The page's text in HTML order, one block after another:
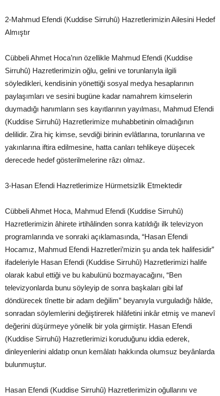
2-Mahmud Efendi (Kuddise Sirruhû) Hazretlerimizin Ailesini Hedef
Almıştır
Cübbeli Ahmet Hoca’nın özellikle Mahmud Efendi (Kuddise
Sirruhû) Hazretlerimizin oğlu, gelini ve torunlarıyla ilgili
söyledikleri, kendisinin yönettiği sosyal medya hesaplarının
paylaşımları ve sesini bugüne kadar namahrem kimselerin
duymadığı hanımların ses kayıtlarının yayılması, Mahmud Efendi
(Kuddise Sirruhû) Hazretlerimize muhabbetinin olmadığının
delilidir. Zira hiç kimse, sevdiği birinin evlâtlarına, torunlarına ve
yakınlarına iftira edilmesine, hatta canları tehlikeye düşecek
derecede hedef gösterilmelerine râzı olmaz.
3-Hasan Efendi Hazretlerimize Hürmetsizlik Etmektedir
Cübbeli Ahmet Hoca, Mahmud Efendi (Kuddise Sirruhû)
Hazretlerimizin âhirete irtihâlinden sonra katıldığı ilk televizyon
programlarında ve sonraki açıklamasında, “Hasan Efendi
Hocamız, Mahmud Efendi Hazretleri’mizin şu anda tek halifesidir”
ifadeleriyle Hasan Efendi (Kuddise Sirruhû) Hazretlerimizi halife
olarak kabul ettiği ve bu kabulünü bozmayacağını, “Ben
televizyonlarda bunu söyleyip de sonra başkaları gibi laf
döndürecek tînette bir adam değilim” beyanıyla vurguladığı hâlde,
sonradan söylemlerini değiştirerek hilâfetini inkâr etmiş ve manevî
değerini düşürmeye yönelik bir yola girmiştir. Hasan Efendi
(Kuddise Sirruhû) Hazretlerimizi koruduğunu iddia ederek,
dinleyenlerini aldatıp onun kemâlatı hakkında olumsuz beyânlarda
bulunmuştur.
Hasan Efendi (Kuddise Sirruhû) Hazretlerimizin oğullarını ve